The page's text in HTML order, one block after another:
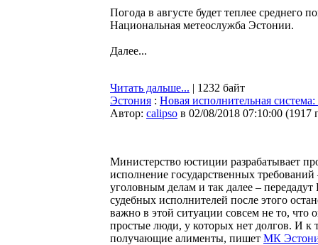
Погода в августе будет теплее среднего
Национальная метеослужба Эстонии.
Далее...
Читать дальше... | 1232 байт
Эстония : Новая исполнительная
Автор: calipso в 02/08/2018 07:10:00 (1917
Министерство юстиции разрабатывает
исполнение государственных
уголовным делам и так далее –
судебных исполнителей после этого
важно в этой ситуации совсем не то, что
простые люди, у которых нет долгов. И к
получающие алименты, пишет МК